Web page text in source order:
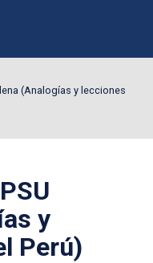
(Analogías y lecciones
y
Perú)